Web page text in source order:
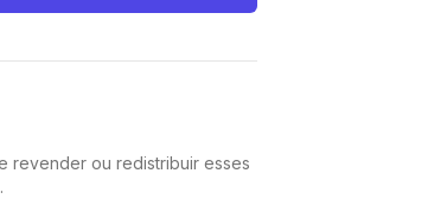
revender ou redistribuir esses